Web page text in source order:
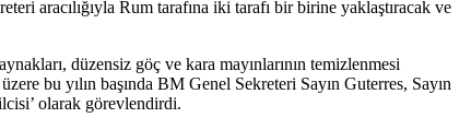
aracılığıyla Rum tarafına iki tarafı bir birine yaklaştıracak ve
düzensiz göç ve kara mayınlarının temizlenmesi
bu yılın başında BM Genel Sekreteri Sayın Guterres, Sayın
olarak görevlendirdi.